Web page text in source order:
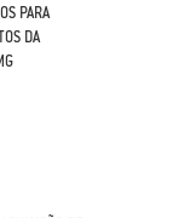
PARA
DA